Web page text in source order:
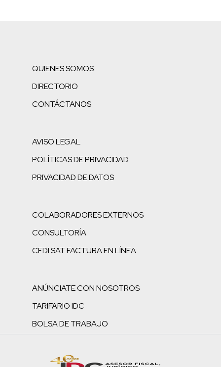
QUIENES SOMOS
DIRECTORIO
CONTÁCTANOS
AVISO LEGAL
POLÍTICAS DE PRIVACIDAD
PRIVACIDAD DE DATOS
COLABORADORES EXTERNOS
CONSULTORÍA
CFDI SAT FACTURA EN LÍNEA
ANÚNCIATE CON NOSOTROS
TARIFARIO IDC
BOLSA DE TRABAJO